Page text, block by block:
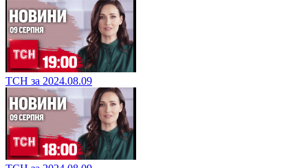
ТСН за 2024.08.09